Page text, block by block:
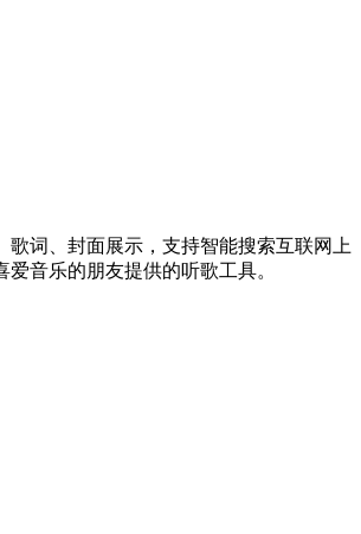
词、封面展示，支持智能搜索互联网上
音乐的朋友提供的听歌工具。